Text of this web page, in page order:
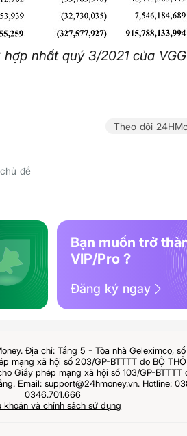
hợp nhất quý 3/2021 của VGG
Theo dõi
đề
Bạn muốn trở
VIP/Pro ?
Đăng ký ngay
Địa chỉ: Tầng 5 - Tòa nhà Geleximco,
mạng xã hội số 203/GP-BTTTT do BỘ
Giấy phép mạng xã hội số 103/GP-BTTTT
Email: support@24hmoney.vn. Hotline:
0346.701.666
khoản và chính sách sử dụng